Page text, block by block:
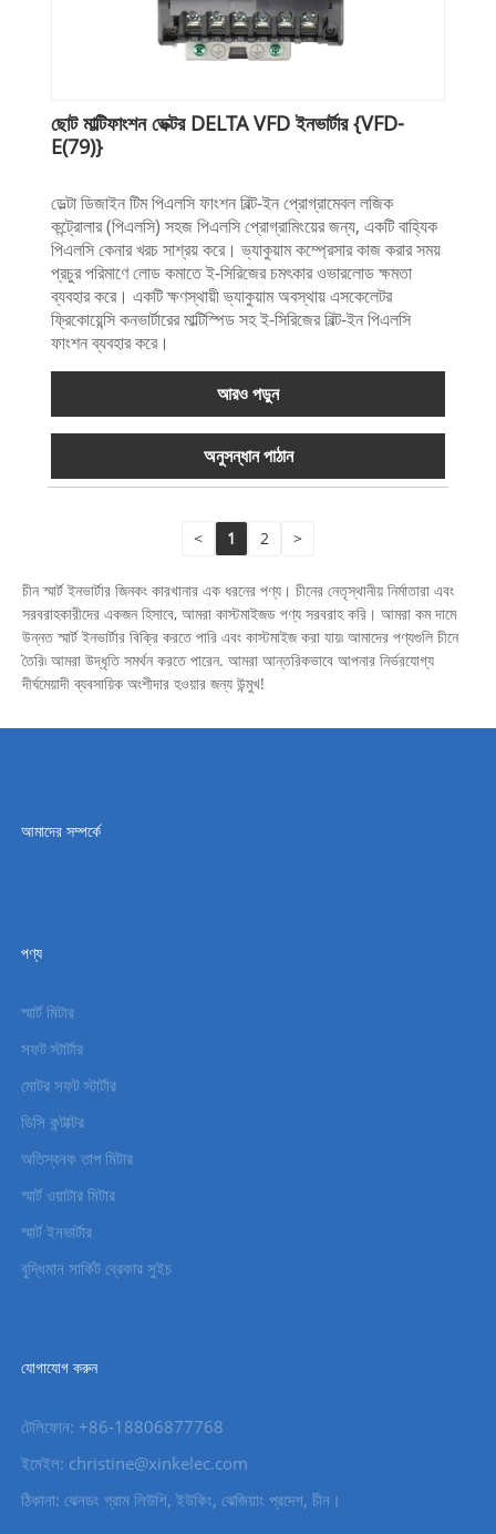
ছোট মাল্টিফাংশন ভেক্টর DELTA VFD ইনভার্টার {VFD-
E(79)}
ডেল্টা ডিজাইন টিম পিএলসি ফাংশন বিল্ট-ইন প্রোগ্রামেবল লজিক
কন্ট্রোলার (পিএলসি) সহজ পিএলসি প্রোগ্রামিংয়ের জন্য, একটি বাহ্যিক
পিএলসি কেনার খরচ সাশ্রয় করে। ভ্যাকুয়াম কম্প্রেসার কাজ করার সময়
প্রচুর পরিমাণে লোড কমাতে ই-সিরিজের চমৎকার ওভারলোড ক্ষমতা
ব্যবহার করে। একটি ক্ষণস্থায়ী ভ্যাকুয়াম অবস্থায় এসকেলেটর
ফ্রিকোয়েন্সি কনভার্টারের মাল্টিস্পিড সহ ই-সিরিজের বিল্ট-ইন পিএলসি
ফাংশন ব্যবহার করে।
আরও পড়ুন
অনুসন্ধান পাঠান
< 1 2 >
চীন স্মার্ট ইনভার্টার জিনকং কারখানার এক ধরনের পণ্য। চীনের নেতৃস্থানীয় নির্মাতারা এবং
সরবরাহকারীদের একজন হিসাবে, আমরা কাস্টমাইজড পণ্য সরবরাহ করি। আমরা কম দামে
উন্নত স্মার্ট ইনভার্টার বিক্রি করতে পারি এবং কাস্টমাইজ করা যায়৷ আমাদের পণ্যগুলি চীনে
তৈরি৷ আমরা উদ্ধৃতি সমর্থন করতে পারেন. আমরা আন্তরিকভাবে আপনার নির্ভরযোগ্য
দীর্ঘমেয়াদী ব্যবসায়িক অংশীদার হওয়ার জন্য উন্মুখ!
আমাদের সম্পর্কে
পণ্য
স্মার্ট মিটার
সফট স্টার্টার
মোটর সফট স্টার্টার
ডিসি কন্টাক্টর
অতিস্বনক তাপ মিটার
স্মার্ট ওয়াটার মিটার
স্মার্ট ইনভার্টার
বুদ্ধিমান সার্কিট ব্রেকার সুইচ
যোগাযোগ করুন
টেলিফোন: +86-18806877768
ইমেইল: christine@xinkelec.com
ঠিকানা: ঝেনডং গ্রাম লিউশি, ইউকিং, ঝেজিয়াং প্রদেশ, চীন।